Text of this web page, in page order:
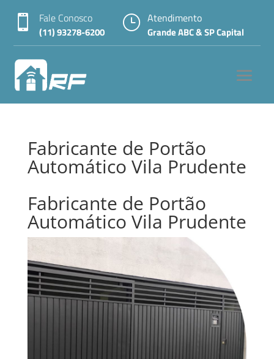
 Fale Conosco
(11) 93278-6200
} Atendimento
Grande ABC & SP Capital
Fabricante de Portão
Automático Vila Prudente
Fabricante de Portão
Automático Vila Prudente